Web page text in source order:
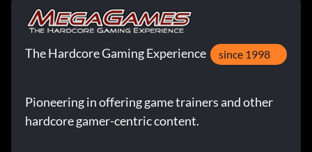
The Hardcore Gaming Experience since 1998
Pioneering in offering game trainers and other
hardcore gamer-centric content.